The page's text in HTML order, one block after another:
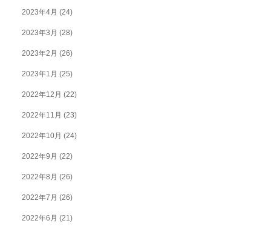
2023年4月 (24)
2023年3月 (28)
2023年2月 (26)
2023年1月 (25)
2022年12月 (22)
2022年11月 (23)
2022年10月 (24)
2022年9月 (22)
2022年8月 (26)
2022年7月 (26)
2022年6月 (21)